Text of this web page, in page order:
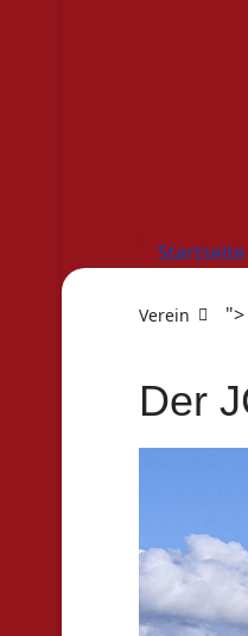
Startseite
Verein ">
Der